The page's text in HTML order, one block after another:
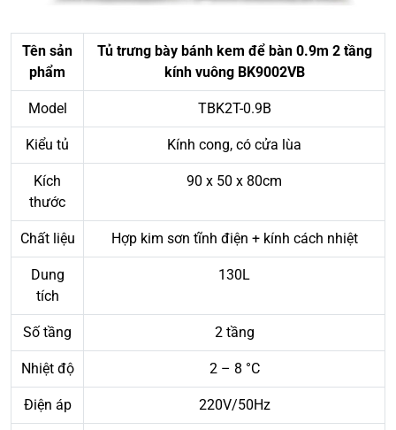
Tên sản
phẩm
Tủ trưng bày bánh kem để bàn 0.9m 2 tầng
kính vuông BK9002VB
Model TBK2T-0.9B
Kiểu tủ Kính cong, có cửa lùa
Kích
thước
90 x 50 x 80cm
Chất liệu Hợp kim sơn tĩnh điện + kính cách nhiệt
Dung
tích
130L
Số tầng 2 tầng
Nhiệt độ 2 – 8 °C
Điện áp 220V/50Hz